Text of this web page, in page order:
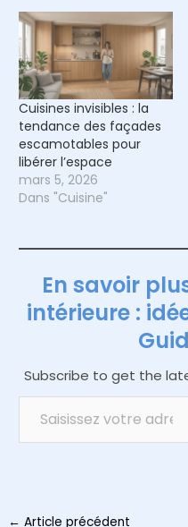
Cuisines invisibles : la
tendance des façades
escamotables pour
libérer l’espace
mars 5, 2026
Dans "Cuisine"
En savoir
intérieure :
Subscribe to get the
Saisissez votre adresse e-mail…
Navigation
← Article précédent